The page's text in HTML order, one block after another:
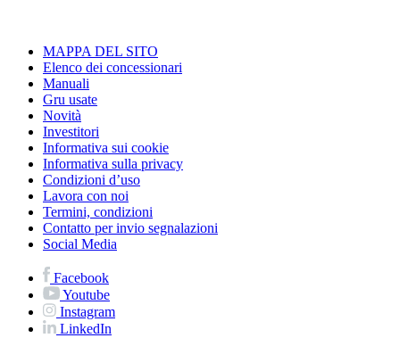
MAPPA DEL SITO
Elenco dei concessionari
Manuali
Gru usate
Novità
Investitori
Informativa sui cookie
Informativa sulla privacy
Condizioni d’uso
Lavora con noi
Termini, condizioni
Contatto per invio segnalazioni
Social Media
Facebook
Youtube
Instagram
LinkedIn